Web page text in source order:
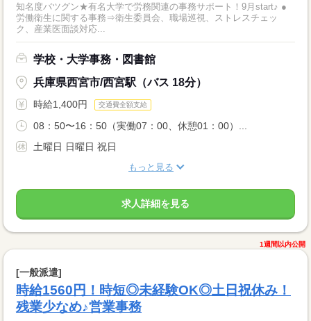
知名度バツグン★有名大学で労務関連の事務サポート！9月start♪ ●
労働衛生に関する事務⇒衛生委員会、職場巡視、ストレスチェッ
ク、産業医面談対応...
学校・大学事務・図書館
兵庫県西宮市/西宮駅（バス 18分）
時給1,400円 交通費全額支給
08：50〜16：50（実働07：00、休憩01：00）...
土曜日 日曜日 祝日
もっと見る
求人詳細を見る
1週間以内公開
[一般派遣]
時給1560円！時短◎未経験OK◎土日祝休み！
残業少なめ♪営業事務